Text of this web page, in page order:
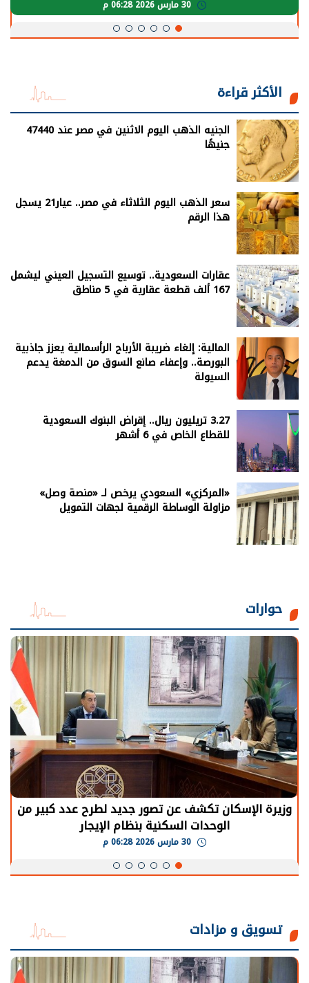
الأكثر قراءة
الجنيه الذهب اليوم الاثنين في مصر عند 47440
جنيهًا
سعر الذهب اليوم الثلاثاء في مصر.. عيار21 يسجل
هذا الرقم
عقارات السعودية.. توسيع التسجيل العيني ليشمل
167 ألف قطعة عقارية في 5 مناطق
المالية: إلغاء ضريبة الأرباح الرأسمالية يعزز جاذبية
البورصة.. وإعفاء صانع السوق من الدمغة يدعم
السيولة
3.27 تريليون ريال.. إقراض البنوك السعودية
للقطاع الخاص في 6 أشهر
«المركزي» السعودي يرخص لـ «منصة وصل»
مزاولة الوساطة الرقمية لجهات التمويل
حوارات
الرئيس السيسي: توقف الأنشطة في قطاع الطاقة
يحتاج إلى سنوات لعودة معدلات الإنتاج الطبيعية
تسويق و مزادات